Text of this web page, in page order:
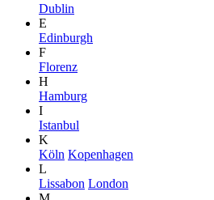
Dublin
E
Edinburgh
F
Florenz
H
Hamburg
I
Istanbul
K
Köln Kopenhagen
L
Lissabon London